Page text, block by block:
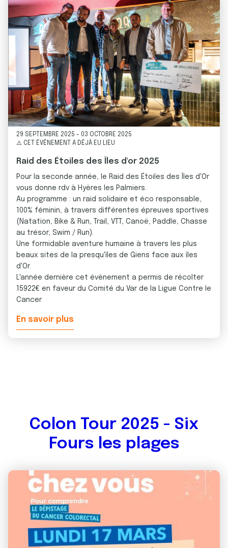
29 SEPTEMBRE 2025 - 03 OCTOBRE 2025
⚠️ CET ÉVÉNEMENT A DÉJÀ EU LIEU
Raid des Étoiles des Îles d'or 2025
Pour la seconde année, le Raid des Étoiles des Îles d'Or
vous donne rdv à Hyères les Palmiers.
Au programme : un raid solidaire et éco responsable,
100% féminin, à travers différentes épreuves sportives
(Natation, Bike & Run, Trail, VTT, Canoë, Paddle, Chasse
au trésor, Swim / Run).
Une formidable aventure humaine à travers les plus
beaux sites de la presqu'îles de Giens face aux îles
d'Or.
L'année dernière cet évènement a permis de récolter
15922€ en faveur du Comité du Var de la Ligue Contre le
Cancer
En savoir plus
Colon Tour 2025 - Six
Fours les plages